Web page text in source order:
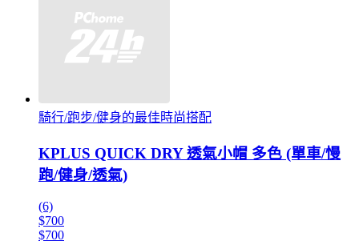
騎行/跑步/健身的最佳時尚搭配
KPLUS QUICK DRY 透氣小帽 多色 (單車/慢
跑/健身/透氣)
(6)
$700
$700